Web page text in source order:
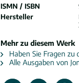
ISMN / ISBN
Hersteller
Mehr zu diesem Werk
Haben Sie Fragen zu
Alle Ausgaben von